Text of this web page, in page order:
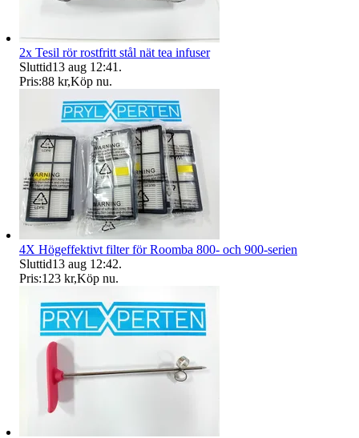
2x Tesil rör rostfritt stål nät tea infuser
Sluttid13 aug 12:41 .
Pris:88 kr,Köp nu.
4X Högeffektivt filter för Roomba 800- och 900-serien
Sluttid13 aug 12:42.
Pris:123 kr,Köp nu.